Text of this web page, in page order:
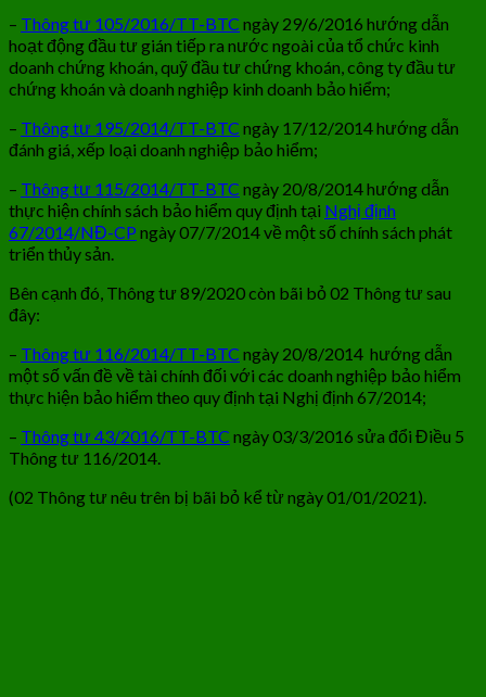
– Thông tư 105/2016/TT-BTC ngày 29/6/2016 hướng dẫn
hoạt động đầu tư gián tiếp ra nước ngoài của tổ chức kinh
doanh chứng khoán, quỹ đầu tư chứng khoán, công ty đầu tư
chứng khoán và doanh nghiệp kinh doanh bảo hiểm;
– Thông tư 195/2014/TT-BTC ngày 17/12/2014 hướng dẫn
đánh giá, xếp loại doanh nghiệp bảo hiểm;
– Thông tư 115/2014/TT-BTC ngày 20/8/2014 hướng dẫn
thực hiện chính sách bảo hiểm quy định tại Nghị định
67/2014/NĐ-CPngày 07/7/2014 về một số chính sách phát
triển thủy sản.
Bên cạnh đó, Thông tư 89/2020 còn bãi bỏ 02 Thông tư sau
đây:
– Thông tư 116/2014/TT-BTC ngày 20/8/2014 hướng dẫn
một số vấn đề về tài chính đối với các doanh nghiệp bảo hiểm
thực hiện bảo hiểm theo quy định tại Nghị định 67/2014;
– Thông tư 43/2016/TT-BTC ngày 03/3/2016 sửa đổi Điều 5
Thông tư 116/2014.
(02 Thông tư nêu trên bị bãi bỏ kể từ ngày 01/01/2021).